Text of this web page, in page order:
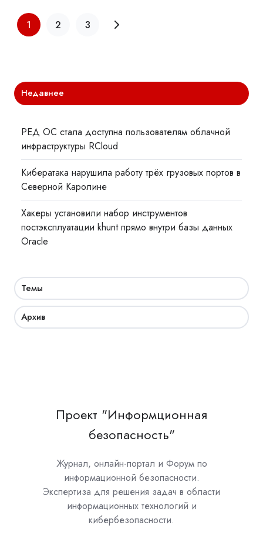
1 2 3
Недавнее
РЕД ОС стала доступна пользователям облачной
инфраструктуры RCloud
Кибератака нарушила работу трёх грузовых портов в
Северной Каролине
Хакеры установили набор инструментов
постэксплуатации khunt прямо внутри базы данных
Oracle
Темы
Архив
Проект "Информционная
безопасность"
Журнал, онлайн-портал и Форум по
информационной безопасности.
Экспертиза для решения задач в области
информационных технологий и
кибербезопасности.